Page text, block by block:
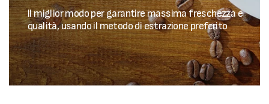
Il miglior modo per garantire massima freschezza e
qualità, usando il metodo di estrazione preferito